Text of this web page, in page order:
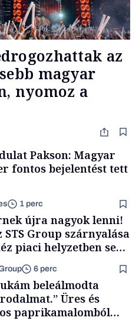
az
magyar
nyomoz a
Pakson: Magyar
fontos bejelentést tett
1 perc
újra nagyok lenni!
STS Group szárnyalása
piaci helyzetben sem
6 perc
beleálmodta
Üres és
paprikamalomból